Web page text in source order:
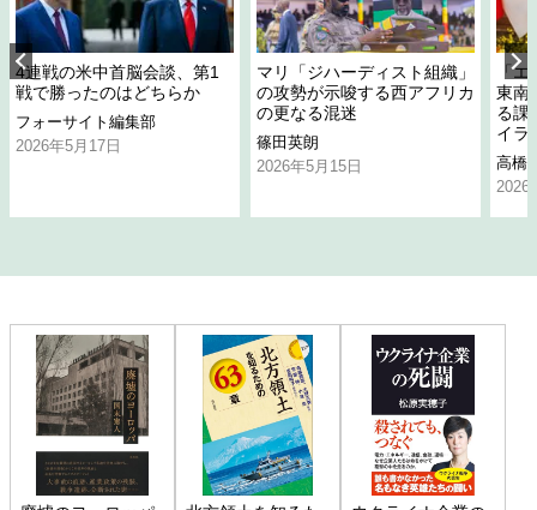
4連戦の米中首脳会談、第1
戦で勝ったのはどちらか
フォーサイト編集部
2026年5月17日
マリ「ジハーディスト組織」
の攻勢が示唆する西アフリカ
の更なる混迷
篠田英朗
2026年5月15日
「
東南
る課
イラ
高橋
2026